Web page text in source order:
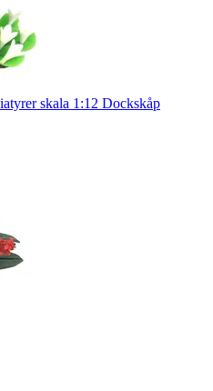
skala 1:12 Dockskåp